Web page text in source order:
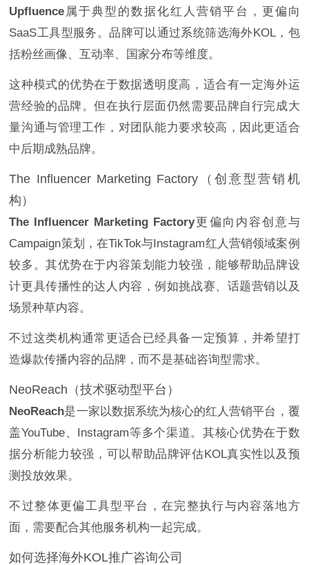
Upfluence 属于典型的数据化红人营销平台，更偏向
SaaS工具型服务。品牌可以通过系统筛选海外KOL，包
括粉丝画像、互动率、国家分布等维度。
这种模式的优势在于数据透明度高，适合有一定海外运
营经验的品牌。但在执行层面仍然需要品牌自行完成大
量沟通与管理工作，对团队能力要求较高，因此更适合
中后期成熟品牌。
The Influencer Marketing Factory（创意型营销机
构）
The Influencer Marketing Factory更偏向内容创意与
Campaign策划，在TikTok与Instagram红人营销领域案例
较多。其优势在于内容策划能力较强，能够帮助品牌设
计更具传播性的达人内容，例如挑战赛、话题营销以及
场景种草内容。
不过这类机构通常更适合已经具备一定预算，并希望打
造爆款传播内容的品牌，而不是基础咨询型需求。
NeoReach（技术驱动型平台）
NeoReach是一家以数据系统为核心的红人营销平台，覆
盖YouTube、Instagram等多个渠道。其核心优势在于数
据分析能力较强，可以帮助品牌评估KOL真实性以及预
测投放效果。
不过整体更偏工具型平台，在完整执行与内容落地方
面，需要配合其他服务机构一起完成。
如何选择海外KOL推广咨询公司